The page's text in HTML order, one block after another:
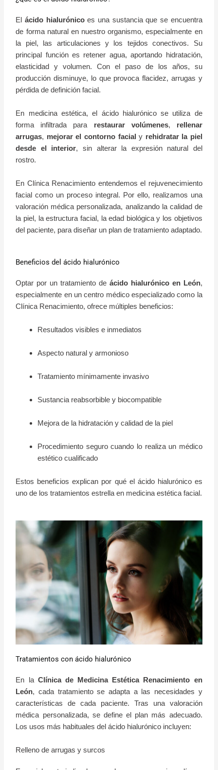
Elácido hialurónicoes una sustancia que se encuentra
de forma natural en nuestro organismo, especialmente en
la piel, las articulaciones y los tejidos conectivos. Su
principal función es retener agua, aportando hidratación,
elasticidad y volumen. Con el paso de los años, su
producción disminuye, lo que provoca flacidez, arrugas y
pérdida de definición facial.
En medicina estética, el ácido hialurónico se utiliza de
forma infiltrada para restaurar volúmenes, rellenar
arrugas, mejorar el contorno facial y rehidratar la piel
desde el interior, sin alterar la expresión natural del
rostro.
En Clínica Renacimiento entendemos el rejuvenecimiento
facial como un proceso integral. Por ello, realizamos una
valoración médica personalizada, analizando la calidad de
la piel, la estructura facial, la edad biológica y los objetivos
del paciente, para diseñar un plan de tratamiento adaptado.
Beneficios del ácido hialurónico
Optar por un tratamiento de ácido hialurónico en León,
especialmente en un centro médico especializado como la
Clínica Renacimiento, ofrece múltiples beneficios:
Resultados visibles e inmediatos
Aspecto natural y armonioso
Tratamiento mínimamente invasivo
Sustancia reabsorbible y biocompatible
Mejora de la hidratación y calidad de la piel
Procedimiento seguro cuando lo realiza un médico
estético cualificado
Estos beneficios explican por qué el ácido hialurónico es
uno de los tratamientos estrella en medicina estética facial.
Tratamientos con ácido hialurónico
En la Clínica de Medicina Estética Renacimiento en
León, cada tratamiento se adapta a las necesidades y
características de cada paciente. Tras una valoración
médica personalizada, se define el plan más adecuado.
Los usos más habituales del ácido hialurónico incluyen:
Relleno de arrugas y surcos